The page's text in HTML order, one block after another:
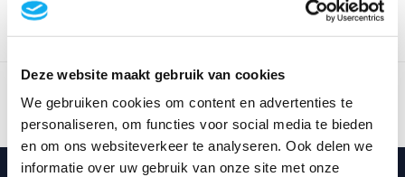
Deze website maakt gebruik van cookies
We gebruiken cookies om content en advertenties te
personaliseren, om functies voor social media te bieden
en om ons websiteverkeer te analyseren. Ook delen we
informatie over uw gebruik van onze site met onze